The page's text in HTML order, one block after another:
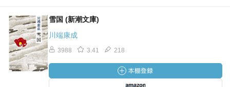
雪国 (新潮文庫)
川端康成
3988 3.41 218